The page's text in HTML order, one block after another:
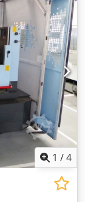
1 /4